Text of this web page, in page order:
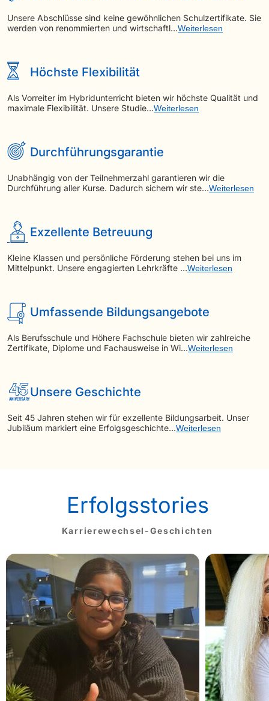
Unsere Abschlüsse sind keine gewöhnlichen Schulzertifikate. Sie
werden von renommierten und wirtschaftl…Weiterlesen
Höchste Flexibilität
Als Vorreiter im Hybridunterricht bieten wir höchste Qualität und
maximale Flexibilität. Unsere Studie…Weiterlesen
Durchführungsgarantie
Unabhängig von der Teilnehmerzahl garantieren wir die
Durchführung aller Kurse. Dadurch sichern wir ste…Weiterlesen
Exzellente Betreuung
Kleine Klassen und persönliche Förderung stehen bei uns im
Mittelpunkt. Unsere engagierten Lehrkräfte …Weiterlesen
Umfassende Bildungsangebote
Als Berufsschule und Höhere Fachschule bieten wir zahlreiche
Zertifikate, Diplome und Fachausweise in Wi…Weiterlesen
Unsere Geschichte
Seit 45 Jahren stehen wir für exzellente Bildungsarbeit. Unser
Jubiläum markiert eine Erfolgsgeschichte…Weiterlesen
Erfolgsstories
Karrierewechsel-Geschichten